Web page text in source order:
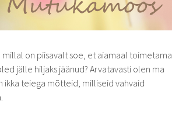
on piisavalt soe, et aiamaal toimetama
jälle hiljaks jäänud? Arvatavasti olen ma
ikka teiega mõtteid, milliseid vahvaid